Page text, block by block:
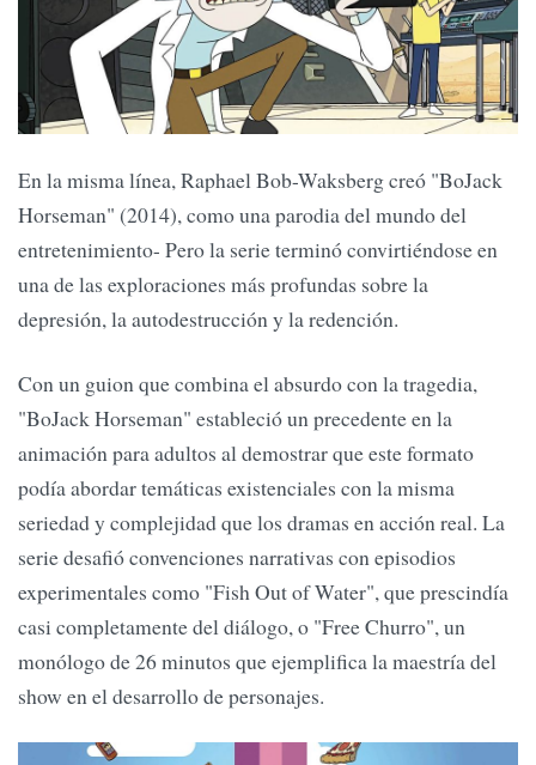
En la misma línea, Raphael Bob-Waksberg creó "BoJack
Horseman" (2014), como una parodia del mundo del
entretenimiento- Pero la serie terminó convirtiéndose en
una de las exploraciones más profundas sobre la
depresión, la autodestrucción y la redención.
Con un guion que combina el absurdo con la tragedia,
"BoJack Horseman" estableció un precedente en la
animación para adultos al demostrar que este formato
podía abordar temáticas existenciales con la misma
seriedad y complejidad que los dramas en acción real. La
serie desafió convenciones narrativas con episodios
experimentales como "Fish Out of Water", que prescindía
casi completamente del diálogo, o "Free Churro", un
monólogo de 26 minutos que ejemplifica la maestría del
show en el desarrollo de personajes.